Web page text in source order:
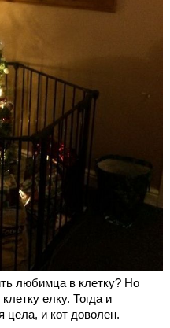
любимца в клетку? Но
елку. Тогда и
цела, и кот доволен.